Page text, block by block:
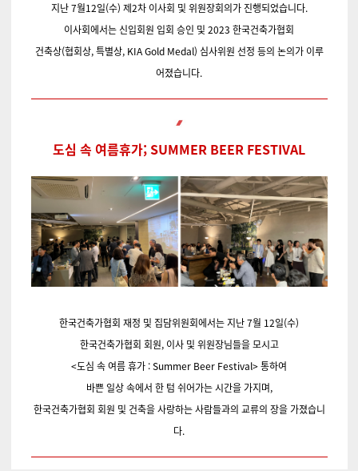
지난 7월12일(수) 제2차 이사회 및 위원장회의가 진행되었습니다.
이사회에서는 신입회원 입회 승인 및 2023 한국건축가협회
건축상(협회상, 특별상, KIA Gold Medal) 심사위원 선정 등의 논의가 이루
어졌습니다.
도심 속 여름휴가; SUMMER BEER FESTIVAL
한국건축가협회 재정 및 집담위원회에서는 지난 7월 12일(수)
한국건축가협회 회원, 이사 및 위원장님들을 모시고
<도심 속 여름 휴가 : Summer Beer Festival>통하여
바쁜 일상 속에서 한 텀 쉬어가는 시간을 가지며,
한국건축가협회 회원 및 건축을 사랑하는 사람들과의 교류의 장을 가졌습니
다.